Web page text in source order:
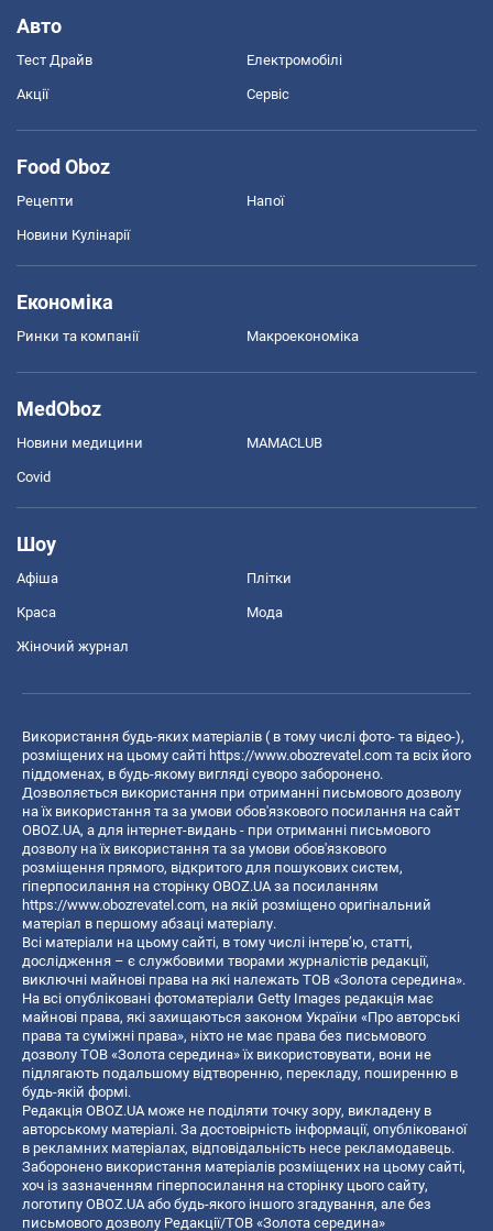
Авто
Тест Драйв Електромобілі
Акції Сервіс
Food Oboz
Рецепти Напої
Новини Кулінарії
Економіка
Ринки та компанії Макроекономіка
MedOboz
Новини медицини MAMACLUB
Covid
Шоу
Афіша Плітки
Краса Мода
Жіночий журнал
Використання будь-яких матеріалів ( в тому числі фото- та відео-),
розміщених на цьому сайті https://www.obozrevatel.com та всіх його
піддоменах, в будь-якому вигляді суворо заборонено.
Дозволяється використання при отриманні письмового дозволу
на їх використання та за умови обов'язкового посилання на сайт
OBOZ.UA, а для інтернет-видань - при отриманні письмового
дозволу на їх використання та за умови обов'язкового
розміщення прямого, відкритого для пошукових систем,
гіперпосилання на сторінку OBOZ.UA за посиланням
https://www.obozrevatel.com, на якій розміщено оригінальний
матеріал в першому абзаці матеріалу.
Всі матеріали на цьому сайті, в тому числі інтерв’ю, статті,
дослідження – є службовими творами журналістів редакції,
виключні майнові права на які належать ТОВ «Золота середина».
На всі опубліковані фотоматеріали Getty Images редакція має
майнові права, які захищаються законом України «Про авторські
права та суміжні права», ніхто не має права без письмового
дозволу ТОВ «Золота середина» їх використовувати, вони не
підлягають подальшому відтворенню, перекладу, поширенню в
будь-якій формі.
Редакція OBOZ.UA може не поділяти точку зору, викладену в
авторському матеріалі. За достовірність інформації, опублікованої
в рекламних матеріалах, відповідальність несе рекламодавець.
Заборонено використання матеріалів розміщених на цьому сайті,
хоч із зазначенням гіперпосилання на сторінку цього сайту,
логотипу OBOZ.UA або будь-якого іншого згадування, але без
письмового дозволу Редакції/ТОВ «Золота середина»